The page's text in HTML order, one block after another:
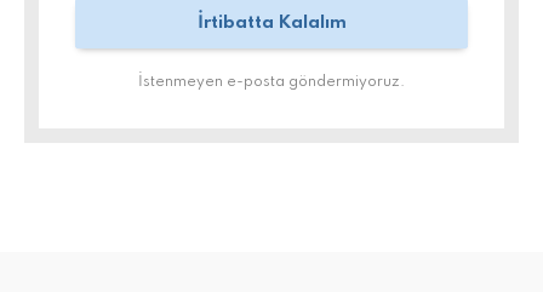
İstenmeyen e-posta göndermiyoruz.